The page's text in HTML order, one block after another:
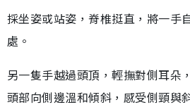
採坐姿或站姿，脊椎挺直，將一手
處。
另一隻手越過頭頂，輕撫對側耳朵
頭部向側邊溫和傾斜，感受側頸與